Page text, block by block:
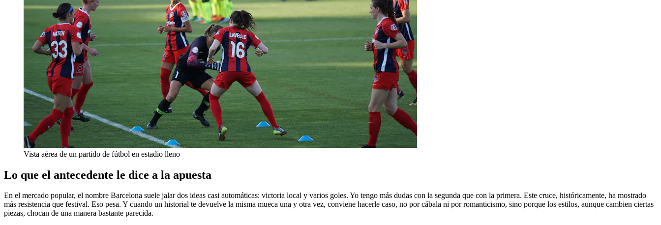
Vista aérea de un partido de fútbol en estadio lleno
Lo que el antecedente le dice a la apuesta
En el mercado popular, el nombre Barcelona suele jalar dos ideas casi automáticas: victoria local y varios goles. Yo tengo más dudas con la segunda que con la primera. Este cruce, históricamente, ha mostrado
más resistencia que festival. Eso pesa. Y cuando un historial te devuelve la misma mueca una y otra vez, conviene hacerle caso, no por cábala ni por romanticismo, sino porque los estilos, aunque cambien ciertas
piezas, chocan de una manera bastante parecida.